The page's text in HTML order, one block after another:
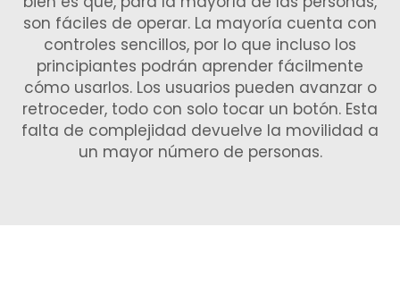
son fáciles de operar. La mayoría cuenta con
controles sencillos, por lo que incluso los
principiantes podrán aprender fácilmente
cómo usarlos. Los usuarios pueden avanzar o
retroceder, todo con solo tocar un botón. Esta
falta de complejidad devuelve la movilidad a
un mayor número de personas.